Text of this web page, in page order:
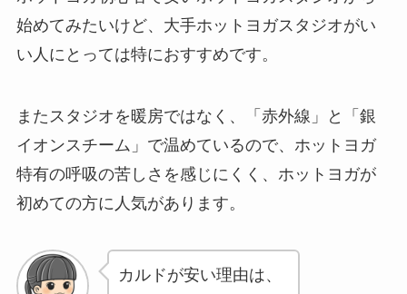
始めてみたいけど、大手ホットヨガスタジオがい
い人にとっては特におすすめです。
またスタジオを暖房ではなく、「赤外線」と「銀
イオンスチーム」で温めているので、ホットヨガ
特有の呼吸の苦しさを感じにくく、ホットヨガが
初めての方に人気があります。
カルドが安い理由は、